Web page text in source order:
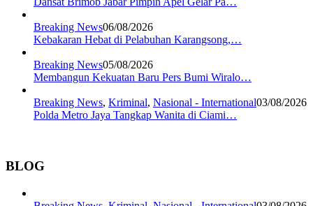
Breaking News06/08/2026
Kebakaran Hebat di Pelabuhan Karangsong,…
Breaking News05/08/2026
Membangun Kekuatan Baru Pers Bumi Wiralo…
Breaking News, Kriminal, Nasional - International03/08/2026
Polda Metro Jaya Tangkap Wanita di Ciami…
BLOG